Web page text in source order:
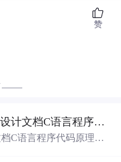
赞
——
stm32单片机项目资料课程设计文档C语言程序代码原理图电路PCB实例悬挂运动控制系统论文资料
C语言程序代码原理图